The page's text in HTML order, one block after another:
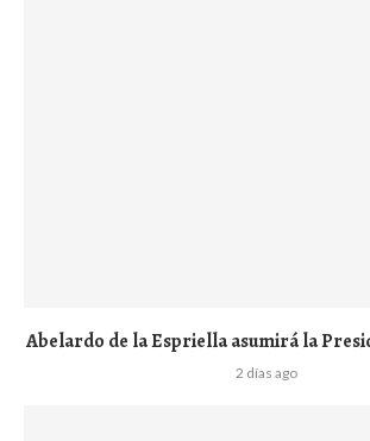
Abelardo de la Espriella asumirá la
2 días ago